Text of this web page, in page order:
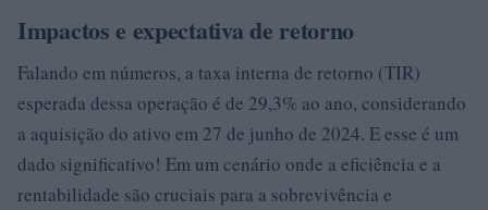
Impactos e expectativa de retorno
Falando em números, a taxa interna de retorno (TIR)
esperada dessa operação é de 29,3% ao ano, considerando
a aquisição do ativo em 27 de junho de 2024. E esse é um
dado significativo! Em um cenário onde a eficiência e a
rentabilidade são cruciais para a sobrevivência e